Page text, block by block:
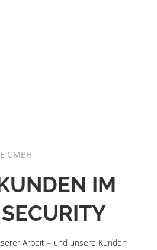
GMBH
IM
Arbeit – und unsere Kunden